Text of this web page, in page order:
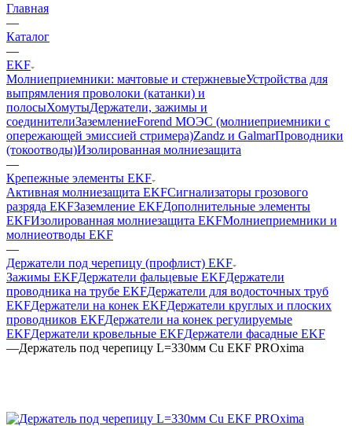
Главная
—
Каталог
—
EKF
Молниеприемники: мачтовые и стержневыеУстройства для
выпрямления проволоки (катанки) и
полосыХомутыДержатели, зажимы и
соединителиЗаземлениеForend МОЭС (молниеприемники с
опережающей эмиссией стримера)Zandz и GalmarПроводники
(токоотводы)Изолированная молниезащита
—
Крепежные элементы EKF
Активная молниезащита EKFСигнализаторы грозового
разряда EKFЗаземление EKFДополнительные элементы
EKFИзолированная молниезащита EKFМолниеприемники и
молниеотводы EKF
—
Держатели под черепицу (профлист) EKF
Зажимы EKFДержатели фальцевые EKFДержатели
проводника на трубе EKFДержатели для водосточных труб
EKFДержатели на конек EKFДержатели круглых и плоских
проводников EKFДержатели на конек регулируемые
EKFДержатели кровельные EKFДержатели фасадные EKF
—Держатель под черепицу L=330мм Cu EKF PROxima